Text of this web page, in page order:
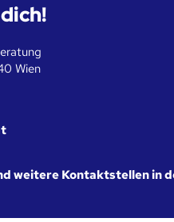
Wien
weitere Kontaktstellen in